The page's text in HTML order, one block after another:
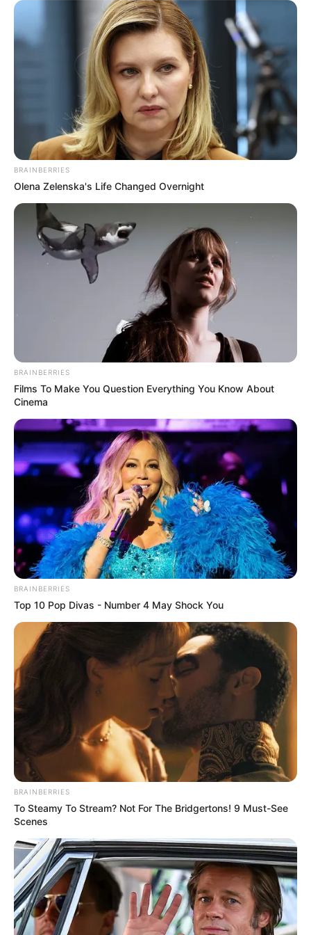
GENY-COURSES: 3 – 15 – 2 – 14 – 12 – 4 – 5 – 8
Gény.com: 15 – 3 – 2 – 14 – 12 – 4 – 5 – 6
Gazette-des-Courses: 3 – 2 – 6 – 13 – 15 – 14 – 4 – 11
Le-Parisien: 15 – 2 – 5 – 3 – 6 – 13 – 14 – 1
Républicain-Lorrain: 3 – 15 – 5 – 6 – 8 – 14 – 11 – 13
Ouest-France: 3 – 6 – 15 – 9 – 14 – 13 – 2 – 11
Paris-Courses.com: 3 – 6 – 14 – 2 – 15 – 4 – 5 – 11
Paris-Courses: 3 – 6 – 15 – 14 – 11 – 5 – 13 – 8
Paris-Turf: 3 – 6 – 15 – 2 – 14 – 11 – 13 – 8
Paris-turf.com: 3 – 6 – 2 – 14 – 15 – 13 – 5 – 11
Pronos-START: 3 – 12 – 15 – 2 – 14 – 4 – 5 – 8
Scoopdyga: 15 – 3 – 2 – 1 – 14 – 9 – 12 – 4
Spécial-Dernière: 3 – 15 – 2 – 14 – 6 – 13 – 12 – 5
Tiercé-Magazine: 2 – 6 – 15 – 14 – 3 – 9 – 5 – 13
Turfomania M: 6 – 2 – 8 – 4 – 5 – 15 – 3 – 13
Tropiques-FM: 15 – 6 – 2 – 11 – 3 – 8 – 9 – 12
Week-End: 6 – 3 – 4 – 15 – 11 – 8 – 2 – 5
Week-End-Turf.com: 2 – 6 – 15 – 14 – 3 – 9 – 5 – 13
Le pronostic en or de Logic-Prono
nouvelle version en exclusivité
nouvelle version du logiciel 100 % gratuit
Logic-
l’unique et super logiciel du Tiercé Quarté Quinté du
jour en fera la synthèse, ce qui sera peut-être le
meilleur pronostic PMU gagnant.
BRAINBERRIES
Olena Zelenska's Life Changed Overnight
BRAINBERRIES
Films To Make You Question Everything You Know About
Cinema
BRAINBERRIES
Top 10 Pop Divas - Number 4 May Shock You
BRAINBERRIES
To Steamy To Stream? Not For The Bridgertons! 9 Must-See
Scenes